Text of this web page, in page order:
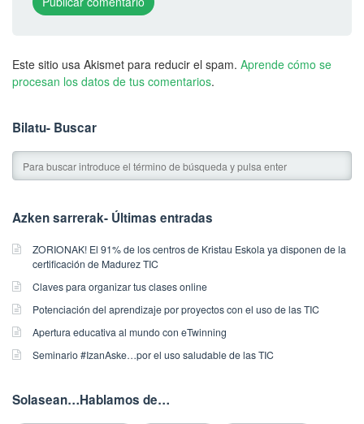
Este sitio usa Akismet para reducir el spam. Aprende cómo se
procesan los datos de tus comentarios.
Bilatu- Buscar
Azken sarrerak- Últimas entradas
ZORIONAK! El 91% de los centros de Kristau Eskola ya disponen de la
certificación de Madurez TIC
Claves para organizar tus clases online
Potenciación del aprendizaje por proyectos con el uso de las TIC
Apertura educativa al mundo con eTwinning
Seminario #IzanAske…por el uso saludable de las TIC
Solasean…Hablamos de…